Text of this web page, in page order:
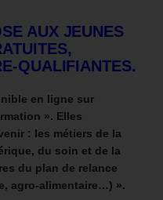
AUX JEUNES
QUALIFIANTES.
en ligne sur
». Elles
: les métiers de la
du soin et de la
du plan de relance
agro-alimentaire…) ».